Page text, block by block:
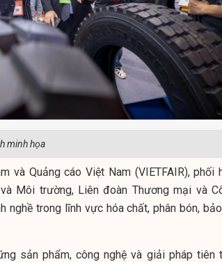
minh họa
và Quảng cáo Việt Nam (VIETFAIR), phối
Môi trường, Liên đoàn Thương mại và
nghề trong lĩnh vực hóa chất, phân bón,
sản phẩm, công nghệ và giải pháp tiên